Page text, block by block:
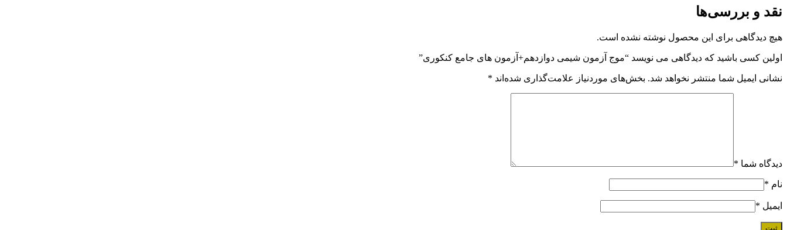
نقد و بررسی‌ها
هیچ دیدگاهی برای این محصول نوشته نشده است.
اولین کسی باشید که دیدگاهی می نویسد “موج آزمون شیمی دوازدهم+آزمون های جامع کنکوری”
نشانی ایمیل شما منتشر نخواهد شد. بخش‌های موردنیاز علامت‌گذاری شده‌اند *
دیدگاه شما *
نام *
ایمیل *